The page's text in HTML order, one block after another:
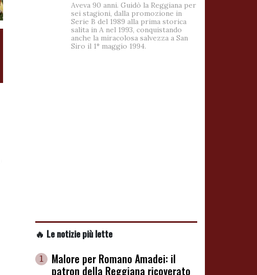
Aveva 90 anni. Guidò la Reggiana per
sei stagioni, dalla promozione in
Serie B del 1989 alla prima storica
salita in A nel 1993, conquistando
anche la miracolosa salvezza a San
Siro il 1° maggio 1994.
🔥 Le notizie più lette
1
Malore per Romano Amadei: il
patron della Reggiana ricoverato